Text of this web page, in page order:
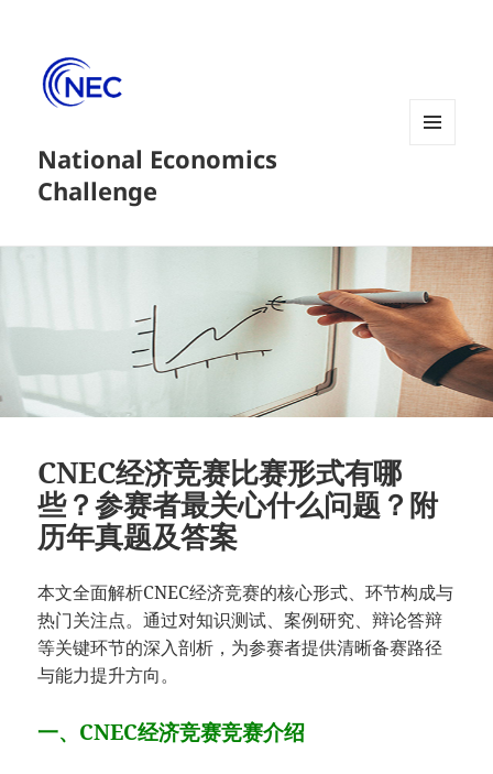
National Economics
Challenge
CNEC经济竞赛比赛形式有哪
些？参赛者最关心什么问题？​附
历年真题及答案
本文全面解析CNEC经济竞赛的核心形式、环节构成与
热门关注点。通过对知识测试、案例研究、辩论答辩
等关键环节的深入剖析，为参赛者提供清晰备赛路径
与能力提升方向。
​​一、CNEC经济竞赛竞赛介绍